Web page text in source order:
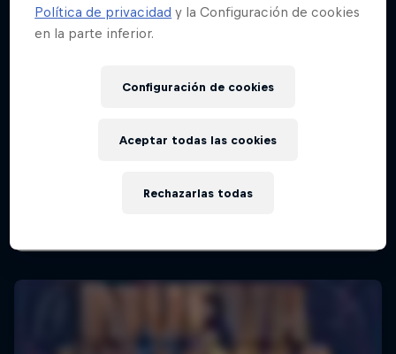
Política de privacidad y la Configuración de cookies
en la parte inferior.
Configuración de cookies
Rechazarlas todas
Aceptar todas las cookies